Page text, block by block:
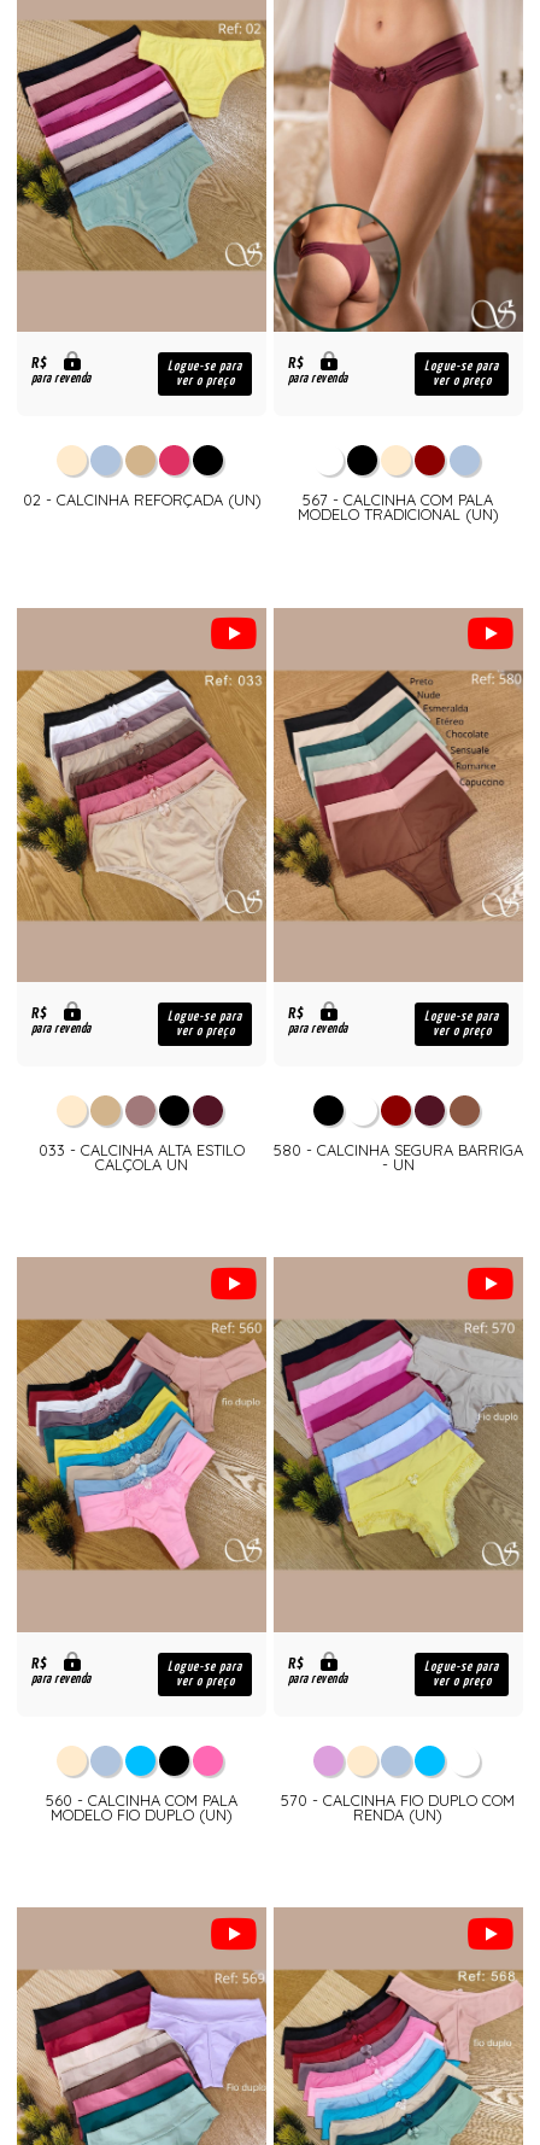
R$
para revenda
Logue-se para
ver o preço
02 - CALCINHA REFORÇADA (UN)
R$
para revenda
Logue-se para
ver o preço
567 - CALCINHA COM PALA
MODELO TRADICIONAL (UN)
R$
para revenda
Logue-se para
ver o preço
033 - CALCINHA ALTA ESTILO
CALÇOLA UN
R$
para revenda
Logue-se para
ver o preço
580 - CALCINHA SEGURA BARRIGA
- UN
R$
para revenda
Logue-se para
ver o preço
560 - CALCINHA COM PALA
MODELO FIO DUPLO (UN)
R$
para revenda
Logue-se para
ver o preço
570 - CALCINHA FIO DUPLO COM
RENDA (UN)